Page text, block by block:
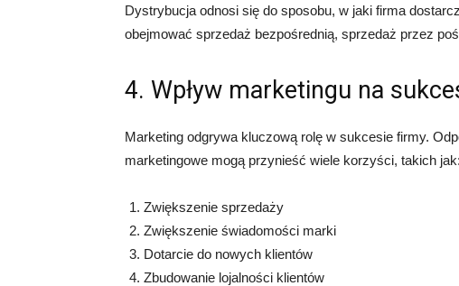
Dystrybucja odnosi się do sposobu, w jaki firma
obejmować sprzedaż bezpośrednią, sprzedaż przez
4. Wpływ marketingu na
Marketing odgrywa kluczową rolę w sukcesie firmy.
marketingowe mogą przynieść wiele korzyści, takich jak:
Zwiększenie sprzedaży
Zwiększenie świadomości marki
Dotarcie do nowych klientów
Zbudowanie lojalności klientów